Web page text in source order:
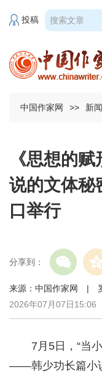
投稿
中国作家网 >> 新闻
《思想的
说的文体秘
口举行
分享到：
来源：中国作家网
2026年07月07日15:06
7月5日，“当
——韩少功长篇小